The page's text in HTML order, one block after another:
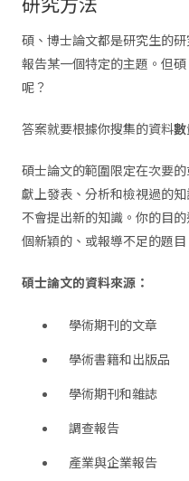
碩、博士論文都是研究生的
報告某一個特定的主題。但
呢？
答案就要根據你搜集的資料
碩士論文的範圍限定在次要
獻上發表、分析和檢視過的
不會提出新的知識。你的目
個新穎的、或報導不足的題
碩士論文的資料來源：
學術期刊的文章
學術書籍和出版品
學術期刊和雜誌
調查報告
產業與企業報告